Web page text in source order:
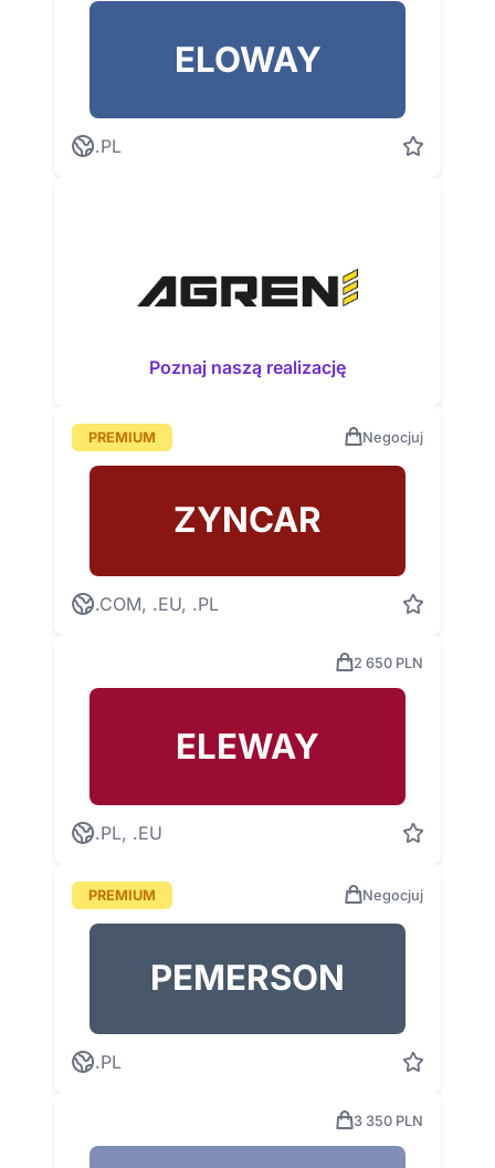
ELOWAY
.PL
Poznaj naszą realizację
PREMIUM Negocjuj
ZYNCAR
.COM, .EU, .PL
2 650 PLN
ELEWAY
.PL, .EU
PREMIUM Negocjuj
PEMERSON
.PL
3 350 PLN